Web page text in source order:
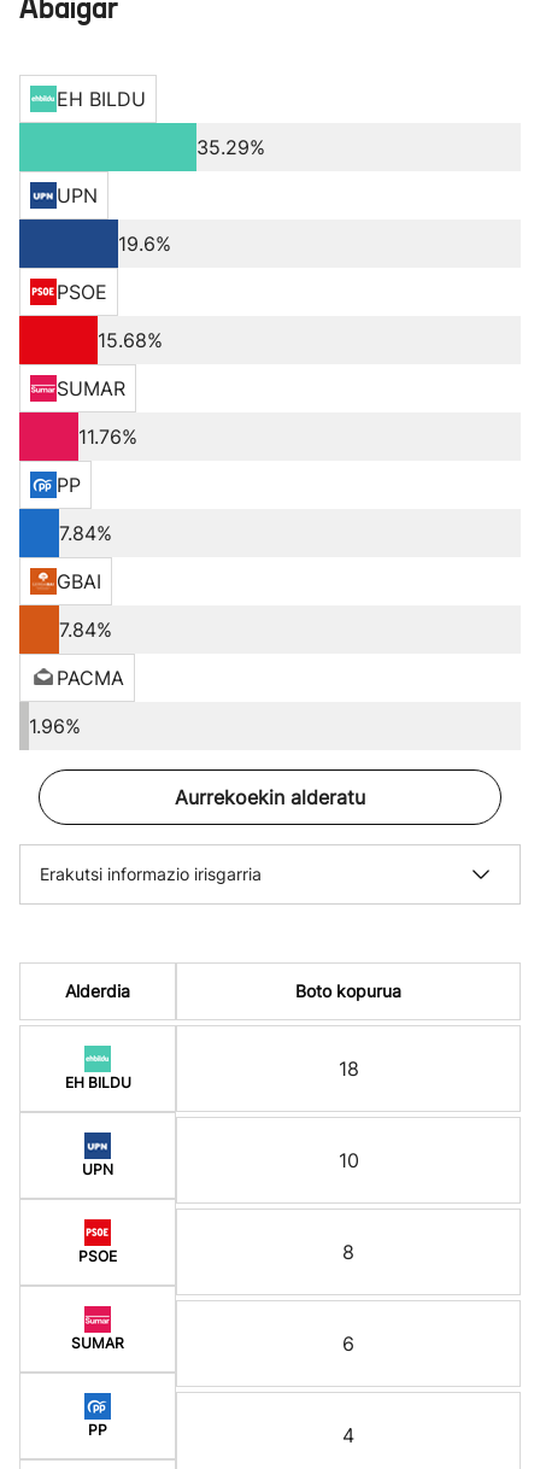
Abaigar
EH BILDU
35.29%
UPN
19.6%
PSOE
15.68%
SUMAR
11.76%
PP
7.84%
GBAI
7.84%
PACMA
1.96%
Aurrekoekin alderatu
Erakutsi informazio irisgarria
Alderdia
EH BILDU
UPN
PSOE
SUMAR
PP
Boto kopurua
18
10
8
6
4